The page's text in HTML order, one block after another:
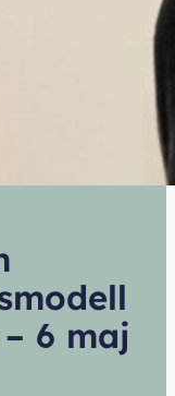
6 maj